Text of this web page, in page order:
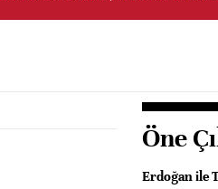
Öne
Erdoğan ile